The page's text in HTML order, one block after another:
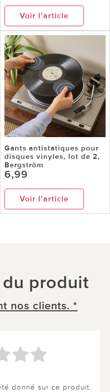
Voir l’article
Gants antistatiques pour
disques vinyles, lot de 2,
Bergström
6,99
Voir l’article
produit
nos clients. *
donné sur ce produit.